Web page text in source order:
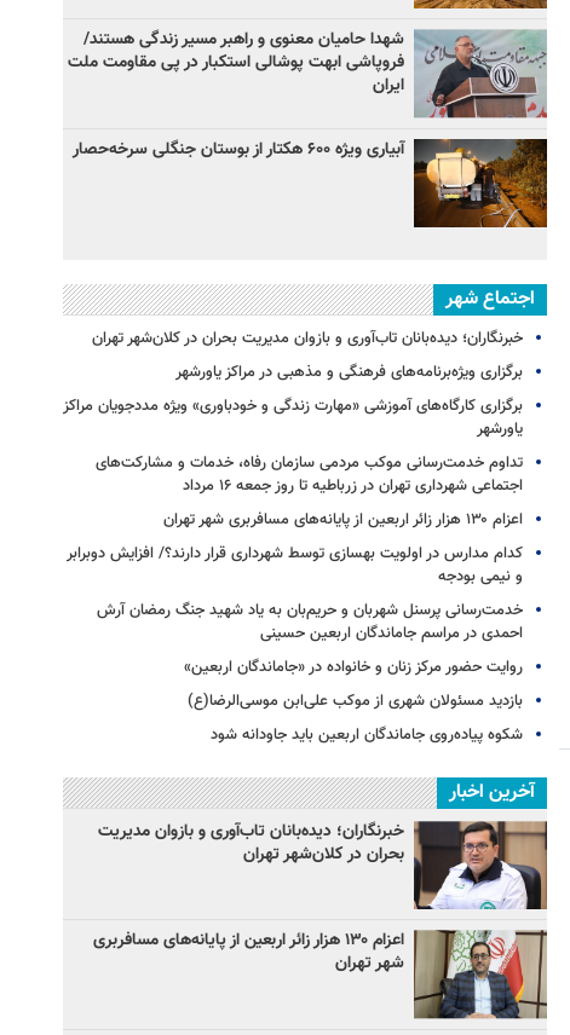
شهدا حامیان معنوی و راهبر مسیر زندگی هستند/
فروپاشی ابهت پوشالی استکبار در پی مقاومت ملت
ایران
آبیاری ویژه ۶۰۰ هکتار از بوستان جنگلی سرخه‌حصار
اجتماع شهر
خبرنگاران؛ دیده‌بانان تاب‌آوری و بازوان مدیریت بحران در کلان‌شهر تهران
برگزاری ویژه‌برنامه‌های فرهنگی و مذهبی در مراکز یاورشهر
برگزاری کارگاه‌های آموزشی «مهارت زندگی و خودباوری» ویژه مددجویان مراکز
یاورشهر
تداوم خدمت‌رسانی موکب مردمی سازمان رفاه، خدمات و مشارکت‌های
اجتماعی شهرداری تهران در زرباطیه تا روز جمعه ۱۶ مرداد
اعزام ۱۳۰ هزار زائر اربعین از پایانه‌های مسافربری شهر تهران
کدام مدارس در اولویت بهسازی توسط شهرداری قرار دارند؟/ افزایش دوبرابر
و نیمی بودجه
خدمت‌رسانی پرسنل شهربان و حریم‌بان به یاد شهید جنگ رمضان آرش
احمدی در مراسم جاماندگان اربعین حسینی
روایت حضور مرکز زنان و خانواده در «جاماندگان اربعین»
بازدید مسئولان شهری از موکب علی‌ابن موسی‌الرضا(ع)
شکوه پیاده‌روی جاماندگان اربعین باید جاودانه شود
آخرین اخبار
خبرنگاران؛ دیده‌بانان تاب‌آوری و بازوان مدیریت
بحران در کلان‌شهر تهران
اعزام ۱۳۰ هزار زائر اربعین از پایانه‌های مسافربری
شهر تهران